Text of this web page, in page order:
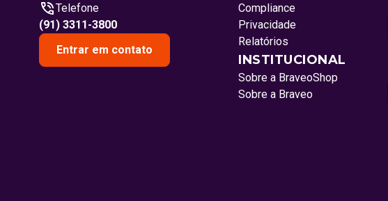
Telefone
(91) 3311-3800
Entrar em contato
Compliance
Privacidade
Relatórios
INSTITUCIONAL
Sobre a BraveoShop
Sobre a Braveo